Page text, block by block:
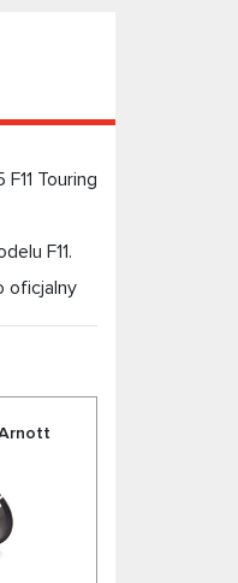
Touring
F11.
oficjalny
2017)